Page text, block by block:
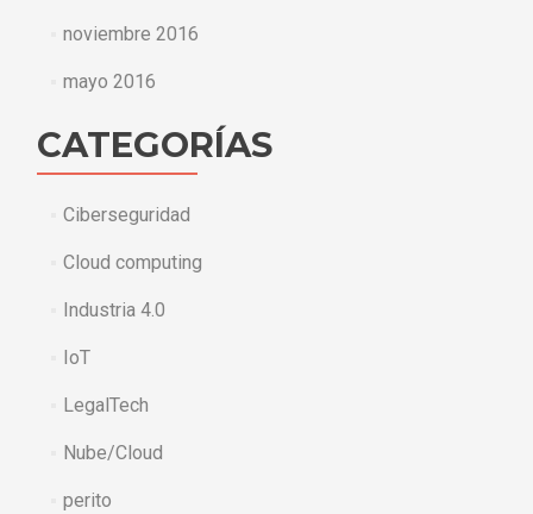
noviembre 2016
mayo 2016
CATEGORÍAS
Ciberseguridad
Cloud computing
Industria 4.0
IoT
LegalTech
Nube/Cloud
perito